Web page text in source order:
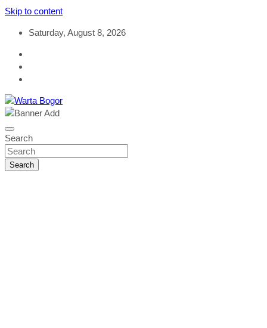
Skip to content
Saturday, August 8, 2026
Warta Bogor
Search
Search